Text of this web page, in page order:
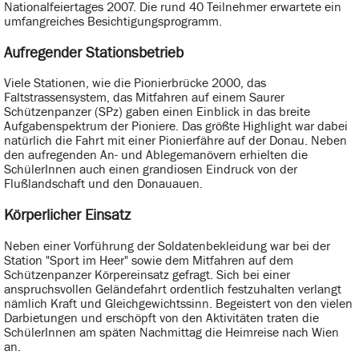
Nationalfeiertages 2007. Die rund 40 Teilnehmer erwartete ein
umfangreiches Besichtigungsprogramm.
Aufregender Stationsbetrieb
Viele Stationen, wie die Pionierbrücke 2000, das
Faltstrassensystem, das Mitfahren auf einem Saurer
Schützenpanzer (SPz) gaben einen Einblick in das breite
Aufgabenspektrum der Pioniere. Das größte Highlight war dabei
natürlich die Fahrt mit einer Pionierfähre auf der Donau. Neben
den aufregenden An- und Ablegemanövern erhielten die
SchülerInnen auch einen grandiosen Eindruck von der
Flußlandschaft und den Donauauen.
Körperlicher Einsatz
Neben einer Vorführung der Soldatenbekleidung war bei der
Station "Sport im Heer" sowie dem Mitfahren auf dem
Schützenpanzer Körpereinsatz gefragt. Sich bei einer
anspruchsvollen Geländefahrt ordentlich festzuhalten verlangt
nämlich Kraft und Gleichgewichtssinn. Begeistert von den vielen
Darbietungen und erschöpft von den Aktivitäten traten die
SchülerInnen am späten Nachmittag die Heimreise nach Wien
an.